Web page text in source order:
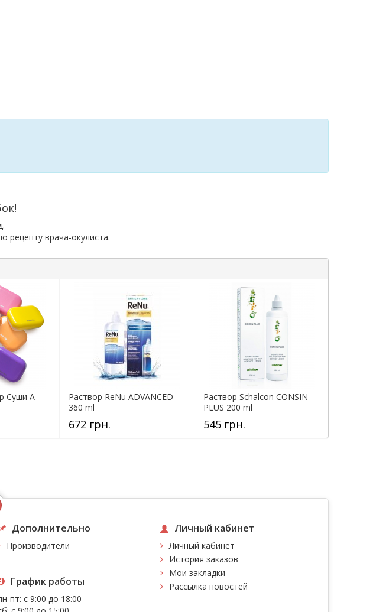
рецепту врача-окулиста.
Суши A-
Раствор ReNu ADVANCED
360 ml
672 грн.
Раствор Schalcon CONSIN
PLUS 200 ml
545 грн.
Дополнительно
Производители
График работы
пт: с 9:00 до 18:00
Личный кабинет
Личный кабинет
История заказов
Мои закладки
Рассылка новостей